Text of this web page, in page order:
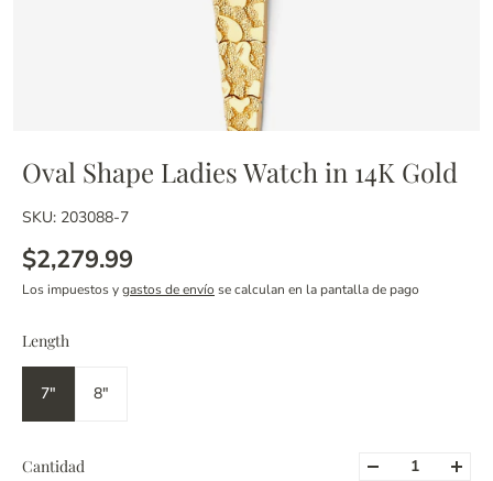
Oval Shape Ladies Watch in 14K Gold
SKU: 203088-7
$2,279.99
Los impuestos ygastos de envío se calculan en la pantalla de pago
Length
7" 8"
Cantidad